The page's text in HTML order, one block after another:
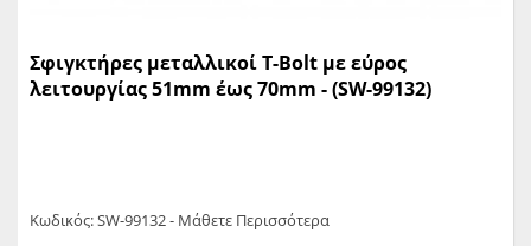
Σφιγκτήρες μεταλλικοί T-Bolt με εύρος
λειτουργίας 51mm έως 70mm - (SW-99132)
Κωδικός: SW-99132 - Μάθετε Περισσότερα